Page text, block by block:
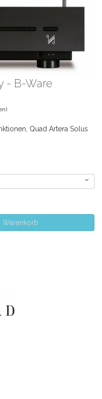
- B-Ware
Quad Artera Solus